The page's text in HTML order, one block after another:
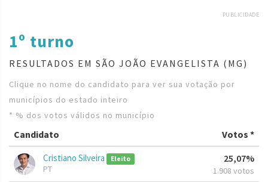
PUBLICIDADE
1º turno
RESULTADOS EM SÃO JOÃO EVANGELISTA (MG)
Clique no nome do candidato para ver sua votação por
municípios do estado inteiro
* % dos votos válidos no município
Candidato Votos *
Cristiano Silveira Eleito
PT
25,07%
1.908 votos